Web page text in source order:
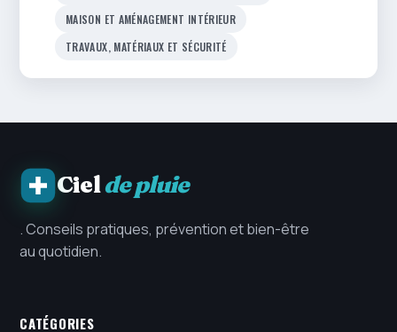
MAISON ET AMÉNAGEMENT INTÉRIEUR
TRAVAUX, MATÉRIAUX ET SÉCURITÉ
Cielde pluie
. Conseils pratiques, prévention et bien-être
au quotidien.
CATÉGORIES